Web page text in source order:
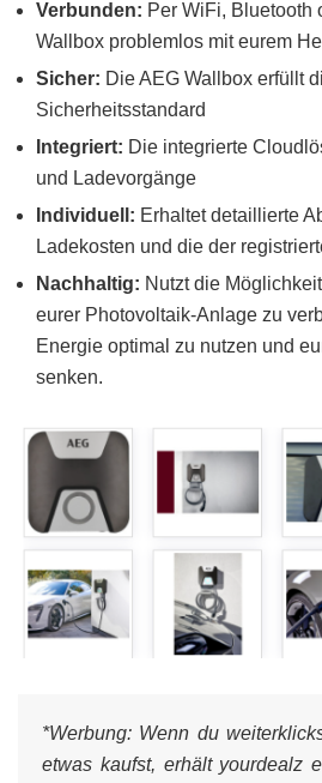
Verbunden: Per WiFi, Bluetooth
Wallbox problemlos mit eurem
Sicher: Die AEG Wallbox erfüllt
Sicherheitsstandard
Integriert: Die integrierte
und Ladevorgänge
Individuell: Erhaltet detaillierte
Ladekosten und die der
Nachhaltig: Nutzt die
eurer Photovoltaik-Anlage zu
Energie optimal zu nutzen und
senken.
*Werbung: Wenn du
etwas kaufst, erhält yourdealz